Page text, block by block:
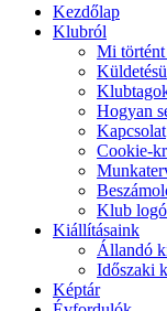
Kezdőlap
Klubról
Mi történt
Hogyan
Kapcsolat
Cookie-
Klub
Kiállításaink
Állandó
Időszaki
Képtár